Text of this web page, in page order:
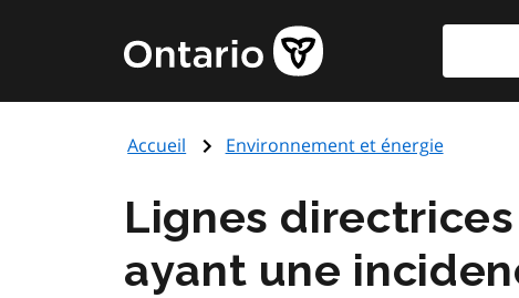
principal
Page
d'accueil
de
Accueil Environnement et énergie
Lignes
ayant une